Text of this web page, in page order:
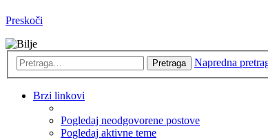
Preskoči
Pretraga Napredna
Brzi linkovi
Pogledaj neodgovorene postove
Pogledaj aktivne teme